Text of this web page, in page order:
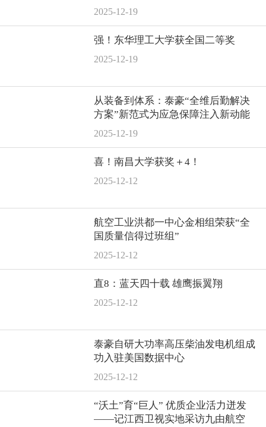
2025-12-19
强！东华理工大学获全国二等奖
2025-12-19
从装备到体系：泰豪“全维后勤解决
方案”新范式为应急保障注入新动能
2025-12-19
喜！南昌大学获奖＋4！
2025-12-12
航空工业洪都一中心金相组荣获“全
国质量信得过班组”
2025-12-12
直8：蓝天四十载 雄鹰振翼翔
2025-12-12
泰豪自研大功率高压柴油发电机组成
功入驻美国数据中心
2025-12-12
“沃土”育“巨人” 优质企业活力迸发
——记江西卫视实地采访九由航空